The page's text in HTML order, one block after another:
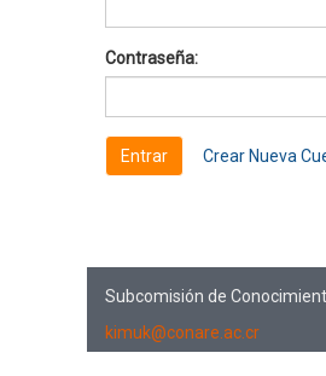
Contraseña:
Crear Nueva
Subcomisión de
kimuk@conare.ac.cr